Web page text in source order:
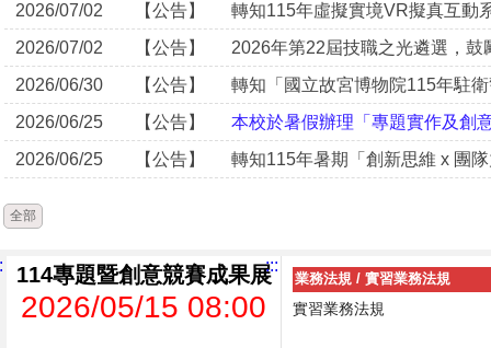
2026/07/02
【公告】
2026/07/02
【公告】
2026年第22屆技職之光遴選，
2026/06/30
【公告】
轉知「國立故宮博物院115年駐
2026/06/25
【公告】
本校於暑假辦理「專題實作及創
2026/06/25
【公告】 轉知115年暑期「創新思維 x 團
全部
114專題暨創意競賽成果展
2026/05/15 08:00
:::
業務法規 / 實習業務法規
實習業務法規